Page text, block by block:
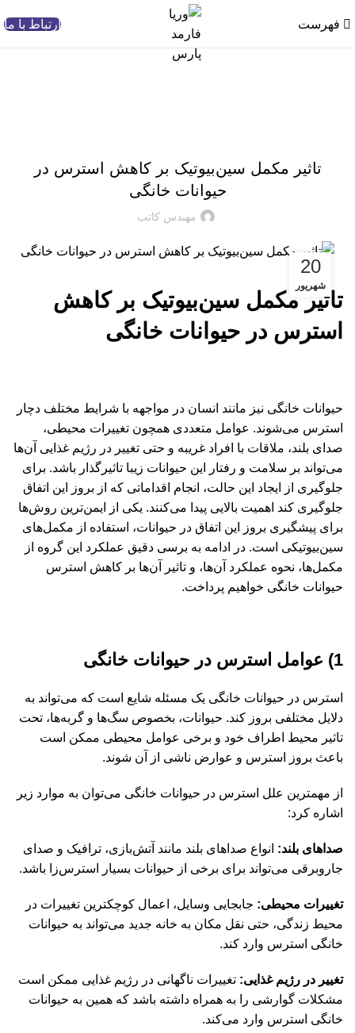
فهرست ارتباط با ما
تاثیر مکمل سین‌بیوتیک بر کاهش استرس در
حیوانات خانگی
مهندس کاتب
20
شهریور
تاثیر مکمل سین‌بیوتیک بر کاهش
استرس در حیوانات خانگی
حیوانات خانگی نیز مانند انسان در مواجهه با شرایط مختلف دچار
استرس می‌شوند. عوامل متعددی همچون تغییرات محیطی،
صدای بلند، ملاقات با افراد غریبه و حتی تغییر در رژیم غذایی آن‌ها
می‌تواند بر سلامت و رفتار این حیوانات زیبا تاثیرگذار باشد. برای
جلوگیری از ایجاد این حالت، انجام اقداماتی که از بروز این اتفاق
جلوگیری کند اهمیت بالایی پیدا می‌کنند. یکی از ایمن‌ترین روش‌ها
برای پیشگیری بروز این اتفاق در حیوانات، استفاده از مکمل‌های
سین‌بیوتیکی است. در ادامه به برسی دقیق عملکرد این گروه از
مکمل‌ها، نحوه عملکرد آن‌ها، و تاثیر آن‌ها بر کاهش استرس
حیوانات خانگی خواهیم پرداخت.
1) عوامل استرس در حیوانات خانگی
استرس در حیوانات خانگی یک مسئله شایع است که می‌تواند به
دلایل مختلفی بروز کند. حیوانات، بخصوص سگ‌ها و گربه‌ها، تحت
تاثیر محیط اطراف خود و برخی عوامل محیطی ممکن است
باعث بروز استرس و عوارض ناشی از آن شوند.
از مهمترین علل استرس در حیوانات خانگی می‎‌توان به موارد زیر
اشاره کرد:
صداهای بلند: انواع صداهای بلند مانند آتش‌بازی، ترافیک و صدای
جاروبرقی می‌تواند برای برخی از حیوانات بسیار استرس‌زا باشد.
تغییرات محیطی: جابجایی وسایل، اعمال کوچکترین تغییرات در
محیط زندگی، حتی نقل مکان به خانه جدید می‌تواند به حیوانات
خانگی استرس وارد کند.
تغییر در رژیم غذایی: تغییرات ناگهانی در رژیم غذایی ممکن است
مشکلات گوارشی را به همراه داشته باشد که همین به حیوانات
خانگی استرس وارد می‌کند.